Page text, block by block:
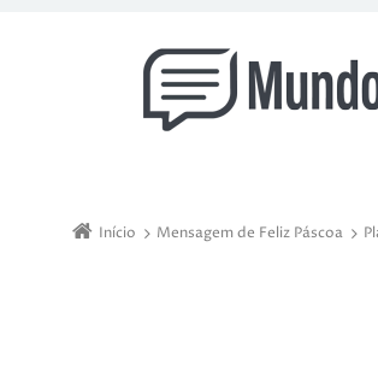
Início Mensagem de Feliz Páscoa